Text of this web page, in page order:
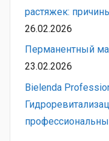
растяжек:
26.02.2026
Перманентный
23.02.2026
Bielenda